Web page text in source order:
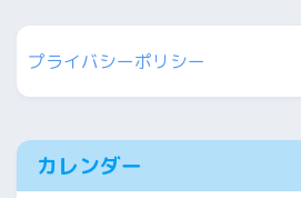
プライバシーポリシー
カレンダー